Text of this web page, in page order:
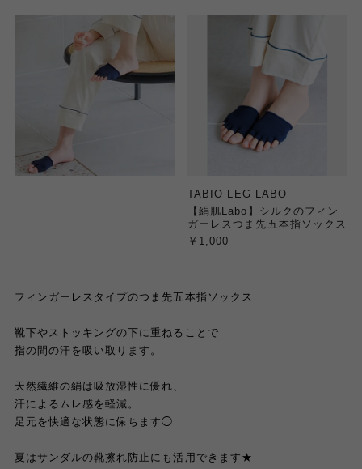
TABIO LEG LABO
【絹肌Labo】シルクのフィン
ガーレスつま先五本指ソックス
￥1,000
フィンガーレスタイプのつま先五本指ソックス
靴下やストッキングの下に重ねることで
指の間の汗を吸い取ります。
天然繊維の絹は吸放湿性に優れ、
汗によるムレ感を軽減。
足元を快適な状態に保ちます◯
夏はサンダルの靴擦れ防止にも活用できます★